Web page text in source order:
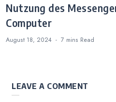
Nutzung des
Computer
August 18, 2024 7 mins Read
LEAVE A COMMENT